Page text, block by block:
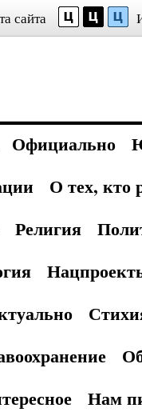
сайта
Официально
О тех, кто
Религия
Нам